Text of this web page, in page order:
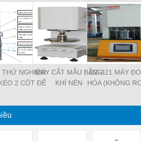
THỬ NGHIỆM
2 CỘT ĐỂ
MÁY CẮT MẪU BẰNG
KHÍ NÉN
DZ-321 MÁY
HÓA (KHÔNG